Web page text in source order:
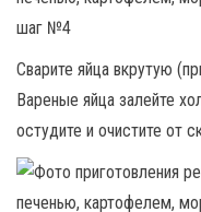
Сварите яйца вкрутую
Вареные яйца залейте
остудите и очистите от